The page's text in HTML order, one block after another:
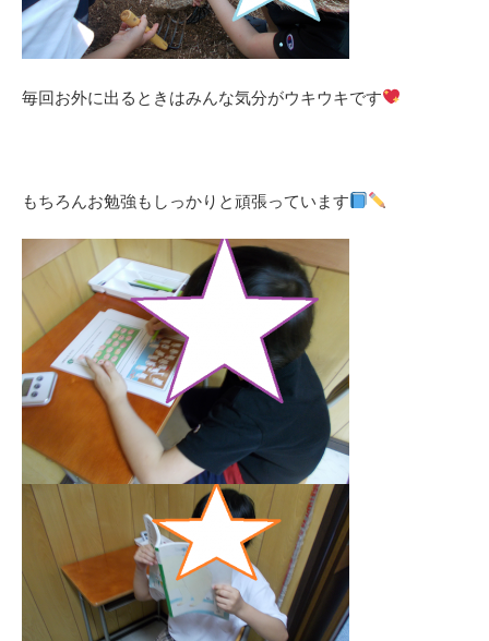
毎回お外に出るときはみんな気分がウキウキです
もちろんお勉強もしっかりと頑張っています